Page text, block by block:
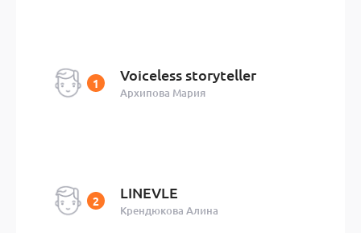
Voiceless storyteller
Архипова Мария
LINEVLE
Крендюкова Алина